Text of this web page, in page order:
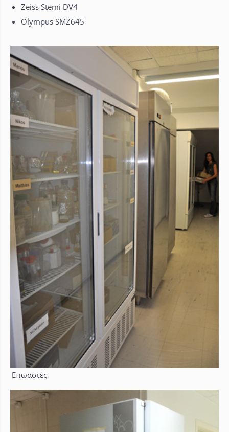
Zeiss Stemi DV4
Olympus SMZ645
Επωαστές